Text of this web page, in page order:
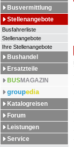
Busvermittlung
Stellenangebote
Busfahrerliste
Stellenangebote
Ihre Stellenangebote
Bushandel
Ersatzteile
BUSMAGAZIN
groupedia
Katalogreisen
Forum
Leistungen
Service